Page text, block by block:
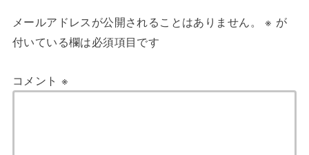
メールアドレスが公開されることはありません。 ※ が
付いている欄は必須項目です
コメント ※